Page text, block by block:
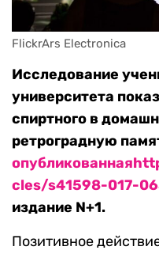
FlickrArs Electronica
Исследование
университета
спиртного в
ретроградную
опубликованная
cles/s41598-017-
издание N+1.
Позитивное